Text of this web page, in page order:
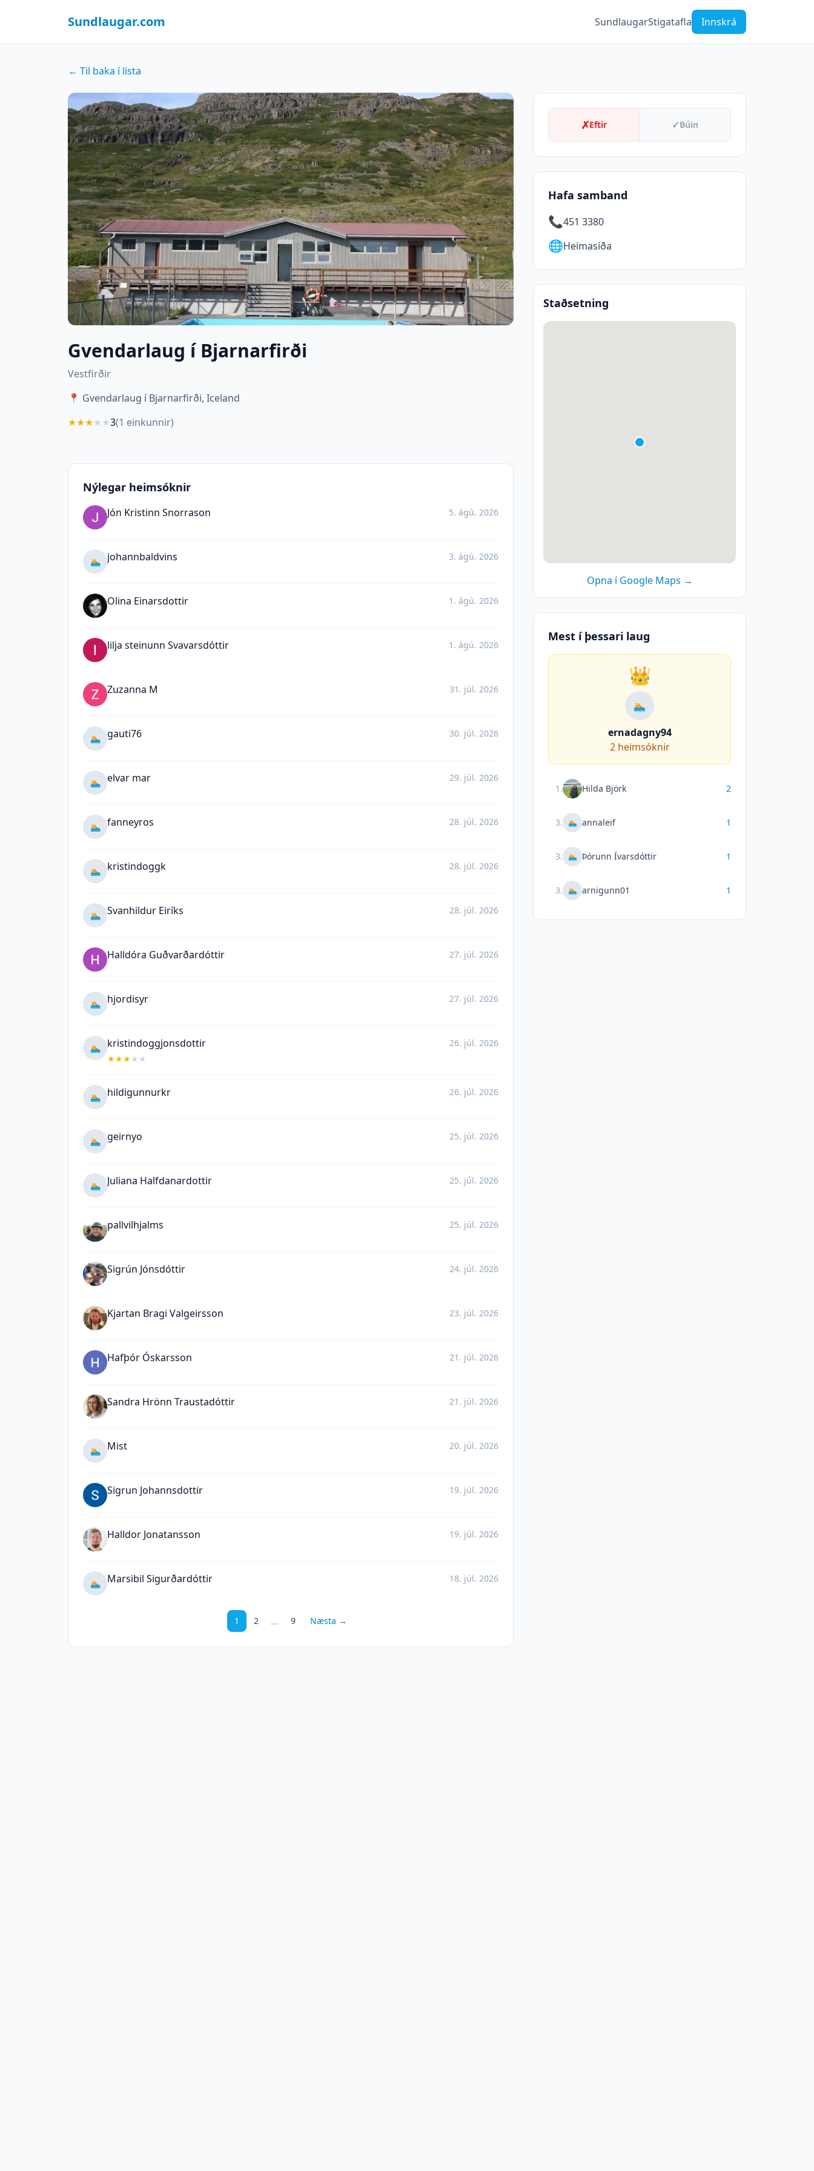
Sundlaugar.com SundlaugarStigatafla Innskrá
← Til baka í lista
Gvendarlaug í Bjarnarfirði
Vestfirðir
📍 Gvendarlaug í Bjarnarfirði, Iceland
★★★★★3(1 einkunnir)
✗Eftir ✓Búin
Hafa samband
📞451 3380
🌐Heimasíða
Staðsetning
Opna í Google Maps →
Mest í þessari laug
👑
🏊
ernadagny94
2 heimsóknir
1 . Hilda Björk 2
3. 🏊 annaleif 1
3. 🏊 Þórunn Ívarsdóttir 1
3. 🏊 arnigunn01 1
Nýlegar heimsóknir
Jón Kristinn Snorrason 5. ágú. 2026
🏊 johannbaldvins 3. ágú. 2026
Olina Einarsdottir 1. ágú. 2026
lilja steinunn Svavarsdóttir 1. ágú. 2026
Zuzanna M 31. júl. 2026
🏊 gauti76 30. júl. 2026
🏊 elvar mar 29. júl. 2026
🏊 fanneyros 28. júl. 2026
🏊 kristindoggk 28. júl. 2026
🏊 Svanhildur Eiríks 28. júl. 2026
Halldóra Guðvarðardóttir 27. júl. 2026
🏊 hjordisyr 27. júl. 2026
🏊 kristindoggjonsdottir
26. júl. 2026
★★★★ ★
🏊 hildigunnurkr 26. júl. 2026
🏊 geirnyo 25. júl. 2026
🏊 Juliana Halfdanardottir 25. júl. 2026
pallvilhjalms 25. júl. 2026
Sigrún Jónsdóttir 24. júl. 2026
Kjartan Bragi Valgeirsson 23. júl. 2026
Hafþór Óskarsson 21. júl. 2026
Sandra Hrönn Traustadóttir 21. júl. 2026
🏊 Mist 20. júl. 2026
Sigrun Johannsdottir 19. júl. 2026
Halldor Jonatansson 19. júl. 2026
🏊 Marsibil Sigurðardóttir 18. júl. 2026
1 2 … 9 Næsta →